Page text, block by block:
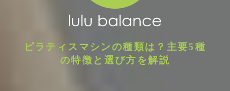
ピラティスマシンの種類は？主要5種
の特徴と選び方を解説